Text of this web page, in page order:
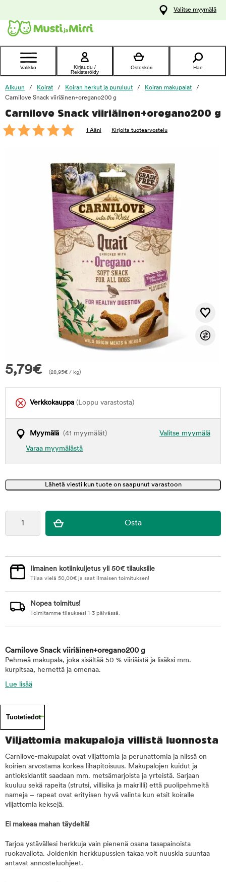
Ota yhteyttä
asiakaspalveluun
Valitse myymälä
Valikko
Kirjaudu /
Rekisteröidy
Ostoskori Hae
Alkuun Koirat Koiran herkut ja puruluut
Koiran makupalat
Carnilove Snack viiriäinen+oregano200 g
Carnilove Snack viiriäinen+oregano200 g
1 Ääni Kirjoita tuotearvostelu
5,79€ (28,95€ / kg)
Verkkokauppa (Loppu varastosta)
Valitse myymälä
Myymälä (41 myymälät)
Varaa myymälästä
foo
Ilmainen kotiinkuljetus yli 50€ tilauksille
Tilaa vielä 50,00€ ja saat ilmaisen toimituksen!
Nopea toimitus!
Toimitamme tilauksesi 1-3 päivässä.
Carnilove Snack viiriäinen+oregano200 g
Pehmeä makupala, joka sisältää 50 % viiriäistä ja lisäksi mm.
kurpitsaa, hernettä ja omenaa.
Lue lisää
Tuotetiedot
Viljattomia makupaloja villistä luonnosta
Carnilove-makupalat ovat viljattomia ja perunattomia ja niissä on
koirien arvostama korkea lihapitoisuus. Makupalojen kuidut ja
antioksidantit saadaan mm. metsämarjoista ja yrteistä. Sarjaan
kuuluu sekä rapeita (strutsi, villisika ja makrilli) että puolipehmeitä
nameja – rapeat ovat erityisen hyvä valinta kun etsit koiralle
viljattomia keksejä.
Ei makeaa mahan täydeltä!
Tarjoa ystävällesi herkkuja vain pienenä osana tasapainoista
ruokavaliota. Joidenkin herkkupussien takaa voit nuuskia suuntaa
antavat annosteluohjeet.